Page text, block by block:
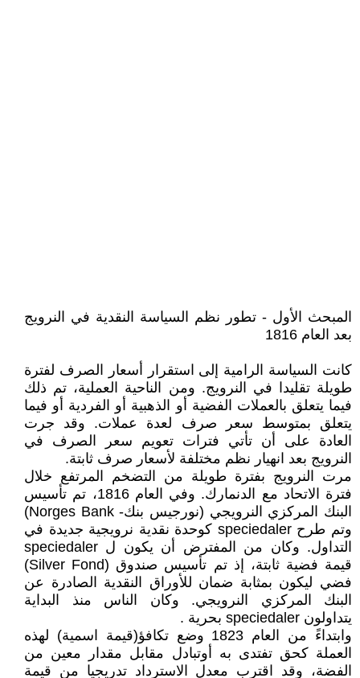
المبحث الأول - تطور نظم السياسة النقدية في النرويج
بعد العام 1816
كانت السياسة الرامية إلى استقرار أسعار الصرف لفترة
طويلة تقليدا في النرويج. ومن الناحية العملية، تم ذلك
فيما يتعلق بالعملات الفضية أو الذهبية أو الفردية أو فيما
يتعلق بمتوسط سعر صرف لعدة عملات. وقد جرت
العادة على أن تأتي فترات تعويم سعر الصرف في
النرويج بعد انهيار نظم مختلفة لأسعار صرف ثابتة.
مرت النرويج بفترة طويلة من التضخم المرتفع خلال
فترة الاتحاد مع الدنمارك. وفي العام 1816، تم تأسيس
البنك المركزي النرويجي (نورجيس بنك- Norges Bank)
وتم طرح speciedaler كوحدة نقدية نرويجية جديدة في
التداول. وكان من المفترض أن يكون ل speciedaler
قيمة فضية ثابتة، إذ تم تأسيس صندوق (Silver Fond)
فضي ليكون بمثابة ضمان للأوراق النقدية الصادرة عن
البنك المركزي النرويجي. وكان الناس منذ البداية
يتداولون speciedaler بحرية .
وابتداءً من العام 1823 وضع تكافؤ(قيمة اسمية) لهذه
العملة كحق تفتدى به أوتبادل مقابل مقدار معين من
الفضة، وقد اقترب معدل الاسترداد تدريجيا من قيمة